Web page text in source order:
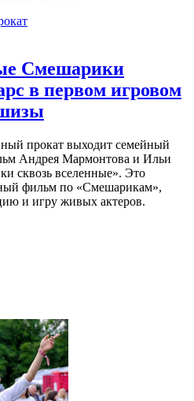
Смешарики
в первом игровом
прокат выходит семейный
Андрея Мармонтова и Ильи
сквозь вселенные». Это
фильм по «Смешарикам»,
и игру живых актеров.